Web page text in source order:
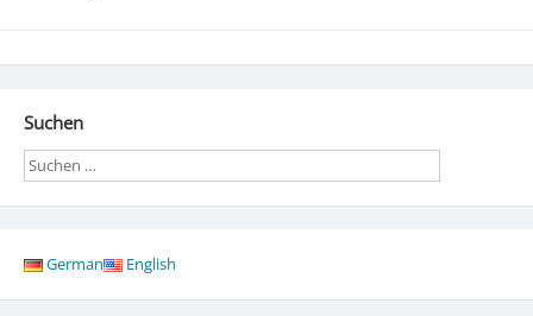
Suchen
Search
German English